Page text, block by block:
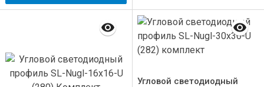
Угловой светодиодный